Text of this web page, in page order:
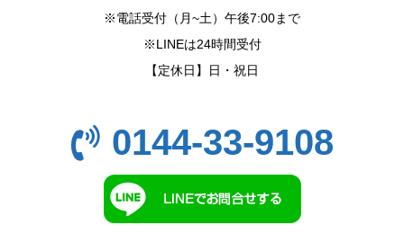
※電話受付（月~土）午後7:00まで
※LINEは24時間受付
【定休日】日・祝日
0144-33-9108